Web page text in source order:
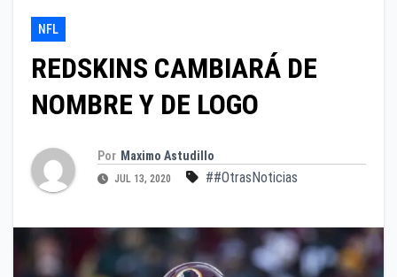
NFL
REDSKINS CAMBIARÁ DE
NOMBRE Y DE LOGO
Por Maximo Astudillo
JUL 13, 2020 ##OtrasNoticias